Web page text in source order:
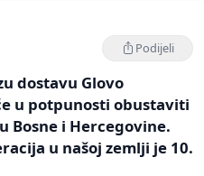
Podijeli
dostavu Glovo
u potpunosti obustaviti
Bosne i Hercegovine.
u našoj zemlji je 10.